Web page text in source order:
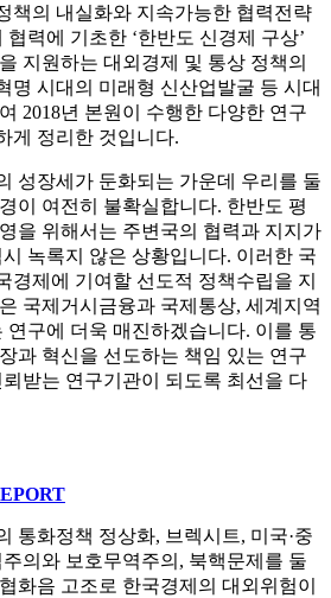
책의 내실화와 지속가능한 협력전략
력에 기초한 ‘한반도 신경제 구상’
지원하는 대외경제 및 통상 정책의
명 시대의 미래형 신산업발굴 등 시대
2018년 본원이 수행한 다양한 연구
게 정리한 것입니다.
성장세가 둔화되는 가운데 우리를 둘
이 여전히 불확실합니다. 한반도 평
을 위해서는 주변국의 협력과 지지가
녹록지 않은 상황입니다. 이러한 국
경제에 기여할 선도적 정책수립을 지
국제거시금융과 국제통상, 세계지역
연구에 더욱 매진하겠습니다. 이를 통
과 혁신을 선도하는 책임 있는 연구
받는 연구기관이 되도록 최선을 다
통화정책 정상화, 브렉시트, 미국·중
의와 보호무역주의, 북핵문제를 둘
화음 고조로 한국경제의 대외위험이